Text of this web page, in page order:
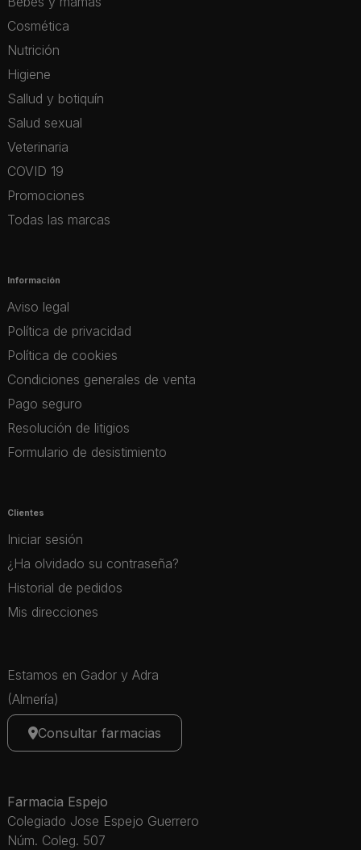
Cosmética
Nutrición
Higiene
Sallud y botiquín
Salud sexual
Veterinaria
COVID 19
Promociones
Todas las marcas
Información
Aviso legal
Política de privacidad
Política de cookies
Condiciones generales de venta
Pago seguro
Resolución de litigios
Formulario de desistimiento
Clientes
Iniciar sesión
¿Ha olvidado su contraseña?
Historial de pedidos
Mis direcciones
Estamos en Gador y Adra
(Almería)
Consultar farmacias
Farmacia Espejo
Colegiado Jose Espejo Guerrero
Núm. Coleg. 507